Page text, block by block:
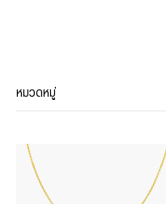
หมวดหมู่
Chat & Shop
ฮั่วเซ่งเฮง ช็อปออนไลน์